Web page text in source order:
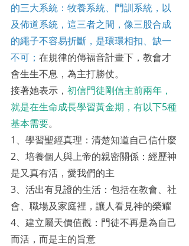
的三大系統：牧養系統、門訓系統，以
及佈道系統，這三者之間，像三股合成
的繩子不容易折斷，是環環相扣、缺一
不可； 在規律的傳福音計畫下，教會才
會生生不息，為主打勝仗。
接著她表示， 初信門徒剛信主前兩年，
就是在生命成長學習黃金期，有以下5種
基本需要。
1、學習聖經真理：清楚知道自己信什麼
2、培養個人與上帝的親密關係：經歷神
是又真有活，愛我們的主
3、活出有見證的生活：包括在教會、社
會、職場及家庭裡，讓人看見神的榮耀
4、建立屬天價值觀：門徒不再是為自己
而活，而是主的旨意